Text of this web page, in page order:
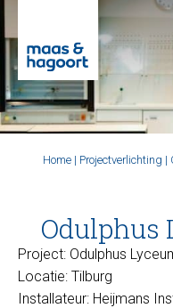
Home| Projectverlichting |
Odulphus
Project: Odulphus
Locatie: Tilburg
Installateur: Heijmans